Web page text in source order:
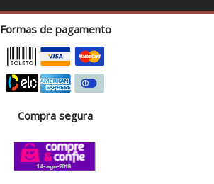
Formas de pagamento
Compra segura